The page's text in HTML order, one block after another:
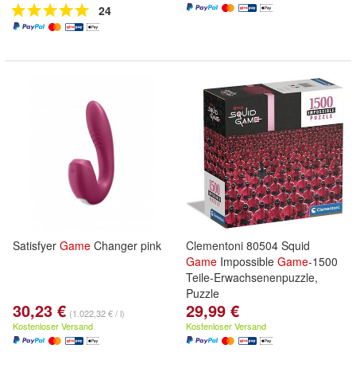
24
Satisfyer Game Changer pink
30,23 € (1.022,32 € / l)
Kostenloser Versand
Clementoni 80504 Squid
Game Impossible Game-1500
Teile-Erwachsenenpuzzle,
Puzzle
29,99 €
Kostenloser Versand